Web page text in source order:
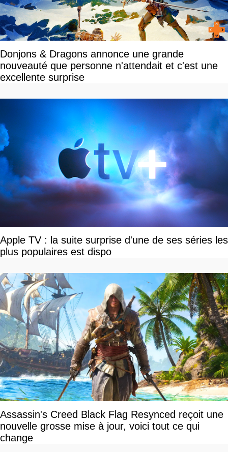
Donjons & Dragons annonce une grande
nouveauté que personne n'attendait et c'est une
excellente surprise
Apple TV : la suite surprise d'une de ses séries les
plus populaires est dispo
Assassin's Creed Black Flag Resynced reçoit une
nouvelle grosse mise à jour, voici tout ce qui
change